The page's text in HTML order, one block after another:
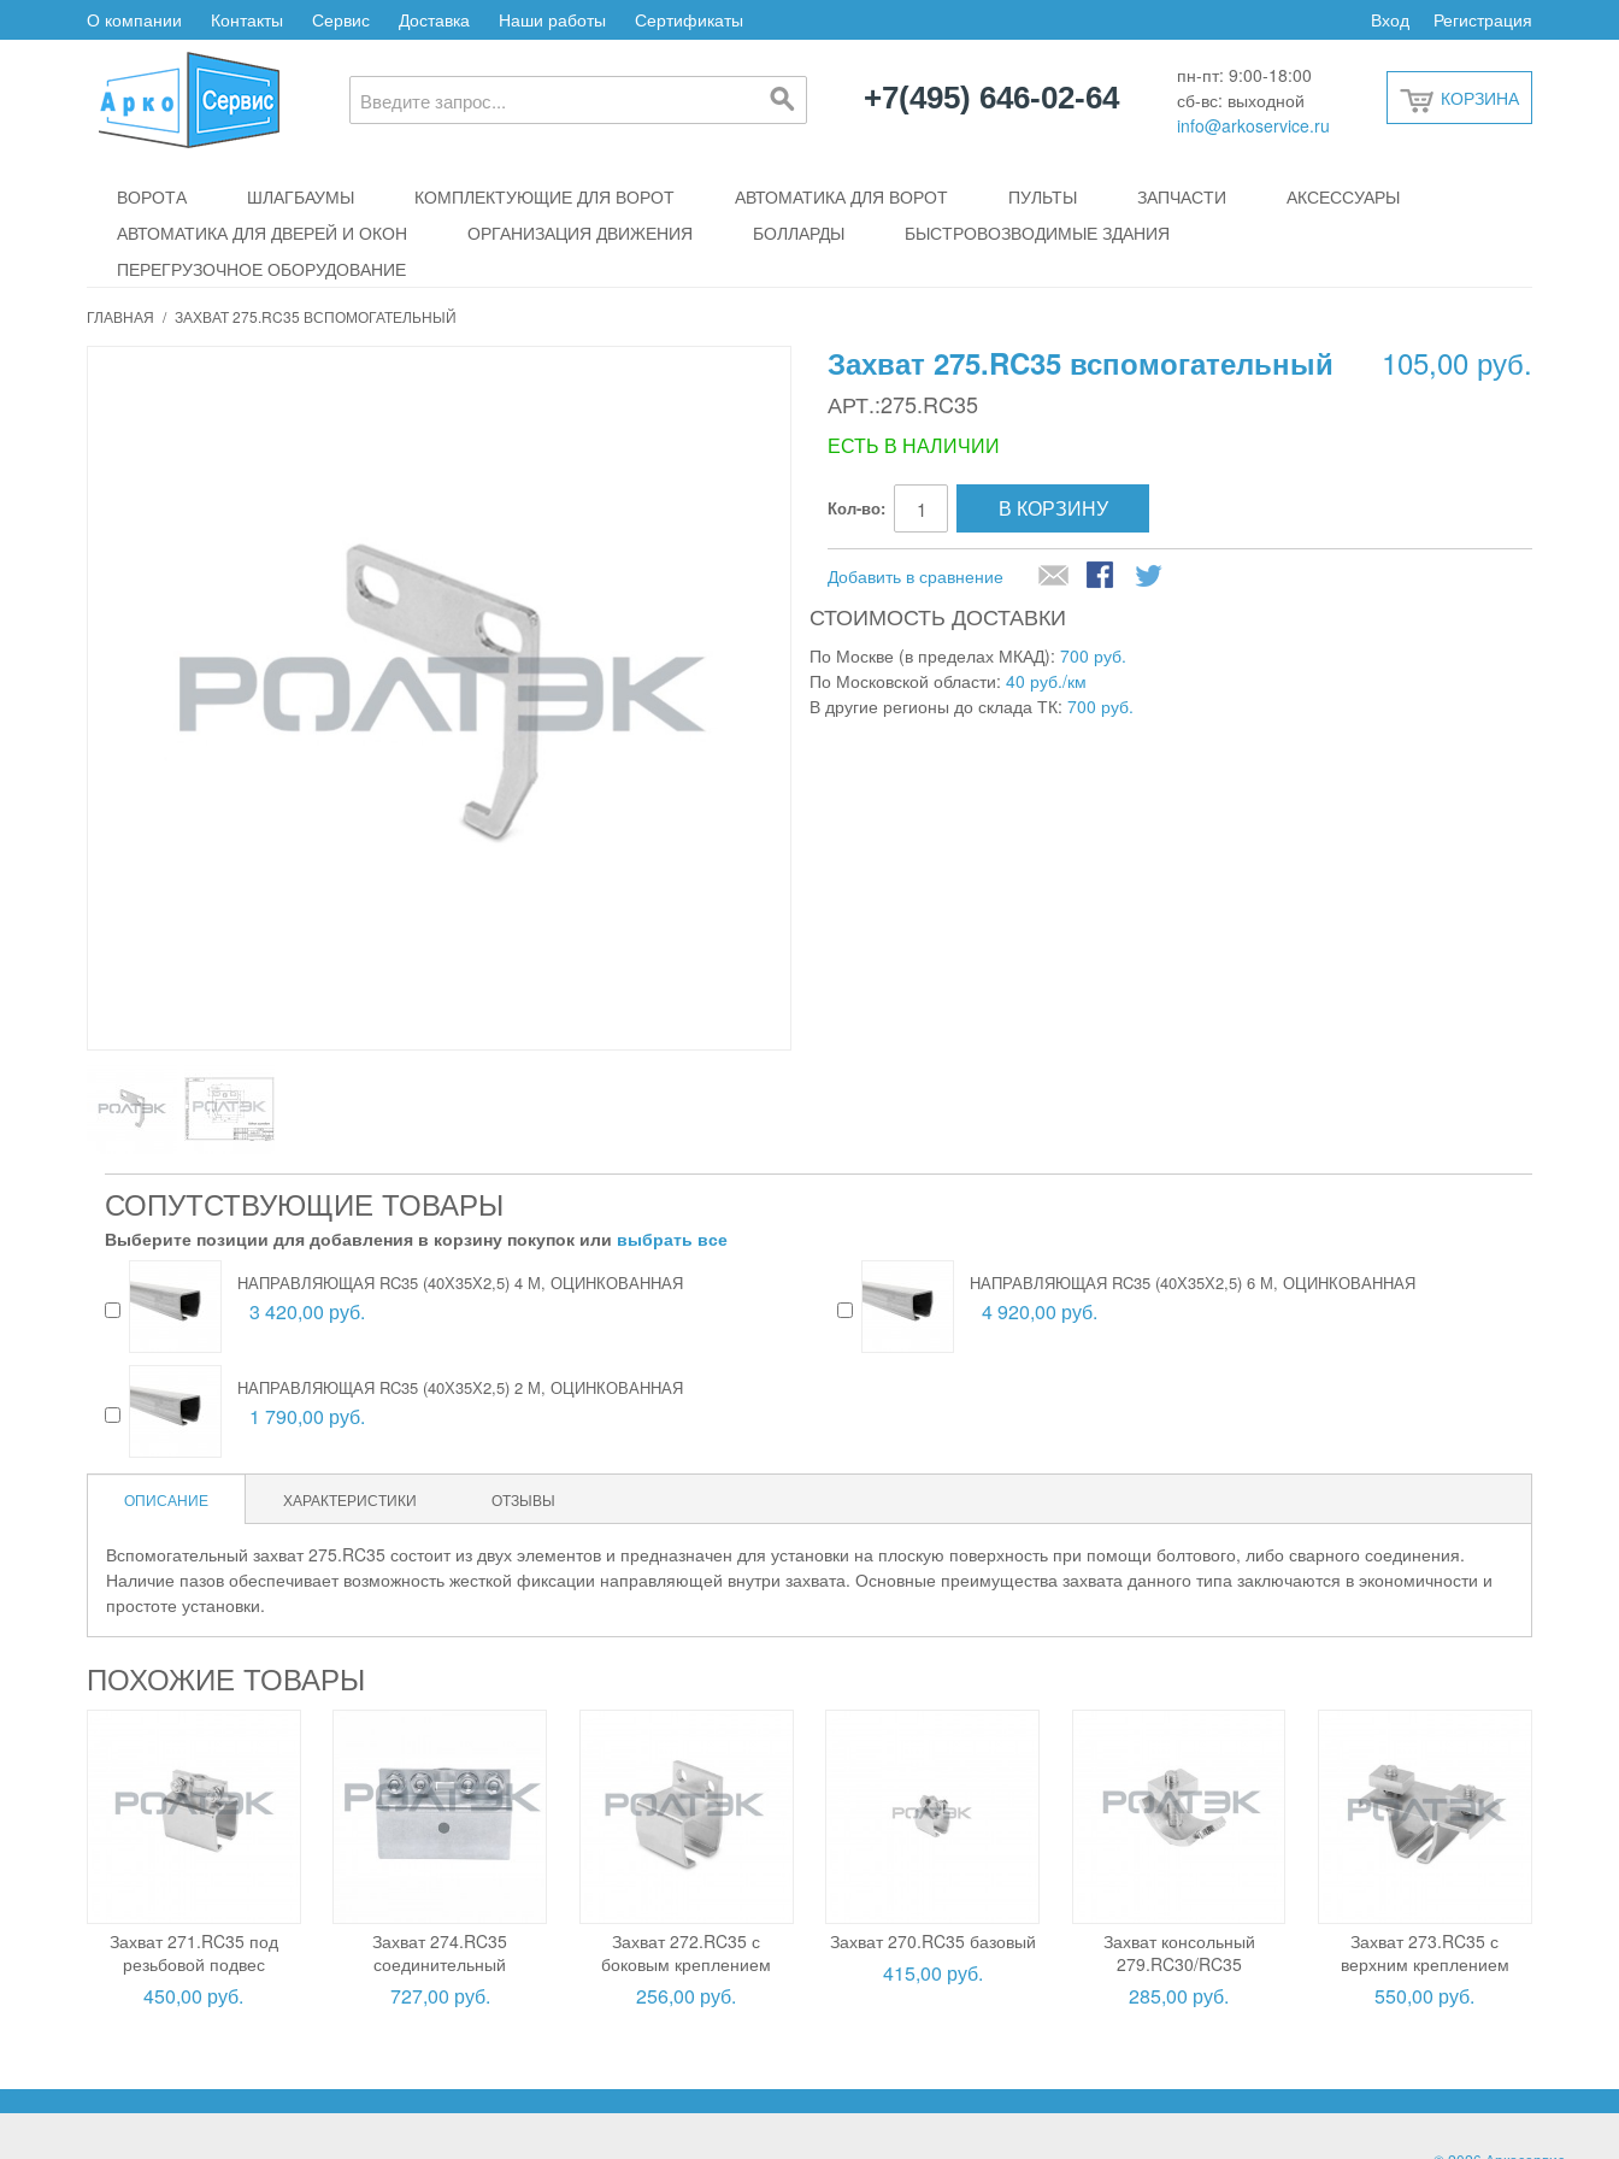
О компании Контакты Сервис Доставка Наши работы Сертификаты Регистрация
Вход
+7(495) 646-02-64
пн-пт: 9:00-18:00
сб-вс: выходной
info@arkoservice.ru
КОРЗИНА
ВОРОТА ШЛАГБАУМЫ КОМПЛЕКТУЮЩИЕ ДЛЯ ВОРОТ АВТОМАТИКА ДЛЯ ВОРОТ ПУЛЬТЫ ЗАПЧАСТИ
АКСЕССУАРЫ
АВТОМАТИКА ДЛЯ ДВЕРЕЙ И ОКОН
ОРГАНИЗАЦИЯ ДВИЖЕНИЯ БОЛЛАРДЫ
БЫСТРОВОЗВОДИМЫЕ ЗДАНИЯ
ПЕРЕГРУЗОЧНОЕ ОБОРУДОВАНИЕ
ГЛАВНАЯ / ЗАХВАТ 275.RC35 ВСПОМОГАТЕЛЬНЫЙ
Захват 275.RC35 вспомогательный
АРТ.:275.RC35
105,00 руб.
ЕСТЬ В НАЛИЧИИ
Кол-во: В КОРЗИНУ
Добавить в сравнение
СТОИМОСТЬ ДОСТАВКИ
По Москве (в пределах МКАД): 700 руб.
По Московской области: 40 руб./км
В другие регионы до склада ТК: 700 руб.
СОПУТСТВУЮЩИЕ ТОВАРЫ
Выберите позиции для добавления в корзину покупок или выбрать все
НАПРАВЛЯЮЩАЯ RC35 (40Х35Х2,5) 4 М, ОЦИНКОВАННАЯ
3 420,00 руб.
НАПРАВЛЯЮЩАЯ RC35 (40Х35Х2,5) 6 М, ОЦИНКОВАННАЯ
4 920,00 руб.
НАПРАВЛЯЮЩАЯ RC35 (40Х35Х2,5) 2 М, ОЦИНКОВАННАЯ
1 790,00 руб.
ОПИСАНИЕ ХАРАКТЕРИСТИКИ ОТЗЫВЫ
Вспомогательный захват 275.RC35 состоит из двух элементов и предназначен для установки на плоскую поверхность при помощи болтового, либо сварного соединения.
Наличие пазов обеспечивает возможность жесткой фиксации направляющей внутри захвата. Основные преимущества захвата данного типа заключаются в экономичности и
простоте установки.
ПОХОЖИЕ ТОВАРЫ
Захват 271.RC35 под
резьбовой подвес
450,00 руб.
Захват 274.RC35
соединительный
727,00 руб.
Захват 272.RC35 с
боковым креплением
256,00 руб.
Захват 270.RC35 базовый
415,00 руб.
Захват консольный
279.RC30/RC35
285,00 руб.
Захват 273.RC35 с
верхним креплением
550,00 руб.